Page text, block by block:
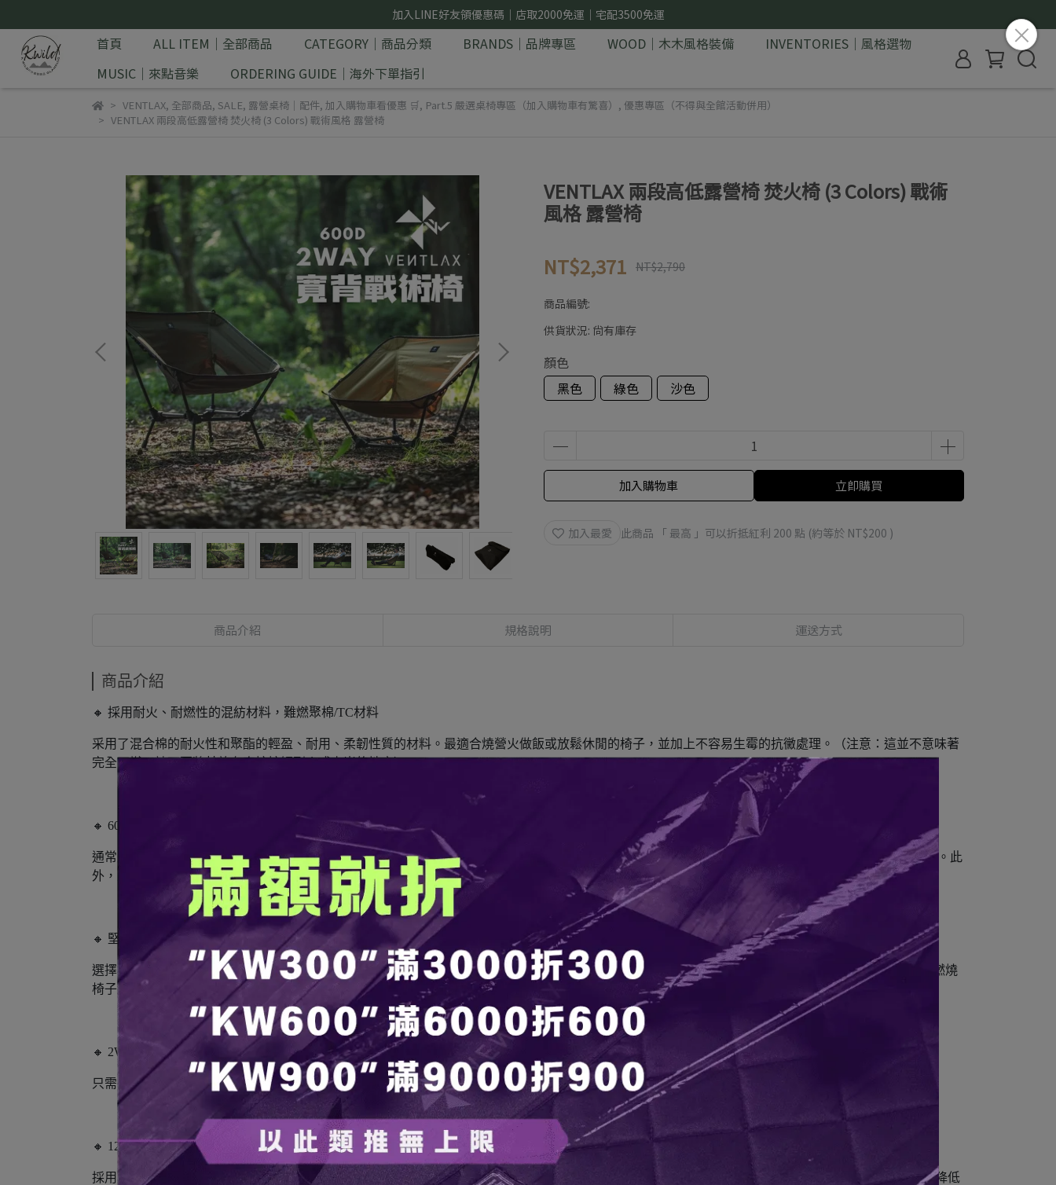
加入LINE好友領優惠碼｜店取2000免運｜宅配3500免運
首頁 ALL ITEM｜全部商品 CATEGORY｜商品分類 BRANDS｜品牌專區 WOOD｜木木風格裝備
INVENTORIES｜風格選物
MUSIC｜來點音樂
ORDERING GUIDE｜海外下單指引
VENTLAX, 全部商品, SALE, 露營桌椅｜配件, 加入購物車看優惠 🛒, Part.5 嚴選桌椅專區（加入購物車有驚喜） , 優惠專區（不得與全館活動併用）
VENTLAX 兩段高低露營椅 焚火椅 (3 Colors) 戰術風格 露營椅
VENTLAX 兩段高低露營椅 焚火椅 (3 Colors) 戰術
風格 露營椅
NT$2,371 NT$2,790
商品編號:
供貨狀況: 尚有庫存
顏色
黑色
綠色 沙色
加入購物車 立即購買
加入最愛 此商品 「 最高 」可以折抵紅利 200 點 (約等於 NT$200 )
商品介紹 規格說明 運送方式
商品介紹
🔸 採用耐火、耐燃性的混紡材料，難燃聚棉/TC材料
采用了混合棉的耐火性和聚酯的輕盈、耐用、柔韌性質的材料。最適合燒營火做飯或放鬆休閒的椅子，並加上不容易生霉的抗黴處理。（注意：這並不意味著
完全不燃，請不要將其放在直接接觸到火或卡炭的地方）
🔸 60cm寬度，大型男性也可以輕鬆坐著，寬敞的設計
通常戶外椅子的座面寬度約為50cm左右，很多使用者反映座位擁擠。VENTLAX實現了60cm最大寬度的寬敞設計。即使是身材較大的人也可以舒適地使用。此
外，並不故意使椅背太高，有較高的工作自由度，並且設計出最適合獨自使用的帳篷和軍營的尺寸。
🔸 堅持追求長時間坐下來也不容易累的舒適座椅
選擇椅子可能會影響露營的舒適度。如果椅子高度和角度不合適，甚至會導致疲勞和腰痛。根據現役露營者多次坐在各種戶外椅子的經驗，VENTLAX的燃燒
椅子經過追求最佳的座位舒適度、作業性、功能性的製程後，推出市場。
🔸 2WAY設計，可以輕鬆進行兩級高度調節
只需插入或拔出附帶的腿柱，就可以根據地面或坐墊露營的風格改為適合的高度。
🔸 120KG的負重，從細節上追求高品質和信賴
採用日本航空標準準拠的強度高的"A7075(超々ジュラルミン)"加強框架，確保最大靜止耐荷重為“120KG”。另外，通過將接頭部位的插口直徑縮小到極限降低